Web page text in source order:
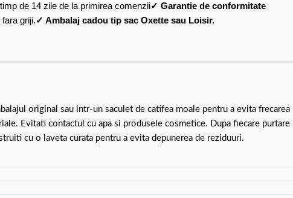
timp de 14 zile de la primirea comenzii✓ Garantie de conformitate
griji.✓ Ambalaj cadou tip sac Oxette sau Loisir.
original sau intr-un saculet de catifea moale pentru a evita frecarea
Evitati contactul cu apa si produsele cosmetice. Dupa fiecare purtare
cu o laveta curata pentru a evita depunerea de reziduuri.